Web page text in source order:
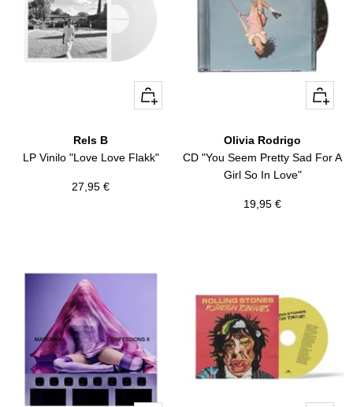
+
Añadir
Rels B
LP Vinilo "Love Love Flakk"
Precio
27,95 €
+
Añadir
Olivia Rodrigo
CD "You Seem Pretty Sad For A
Girl So In Love"
Precio
19,95 €